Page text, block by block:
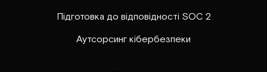
Підготовка до відповідності SOC 2
Аутсорсинг кібербезпеки